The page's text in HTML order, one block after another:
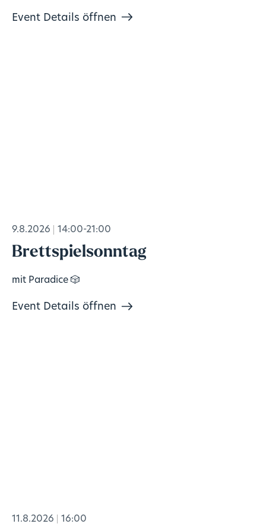
Event Details öffnen
9.8.2026 14:00-21:00
Brettspielsonntag
mit Paradice 🎲
Event Details öffnen
11.8.2026 16:00